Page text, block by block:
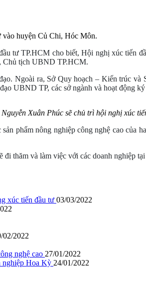
vào huyện Củ Chi, Hóc Môn.
tư TP.HCM cho biết, Hội nghị xúc tiến
Chủ tịch UBND TP.HCM.
Ngoài ra, Sở Quy hoạch – Kiến trúc
UBND TP, các sở ngành và hoạt động
Xuân Phúc sẽ chủ trì hội nghị xúc
phẩm nông nghiệp công nghệ cao
thăm và làm việc với các doanh nghiệp
xúc tiến đầu tư 03/03/2022
02/2022
nghệ cao 27/01/2022
nghiệp Hoa Kỳ 24/01/2022